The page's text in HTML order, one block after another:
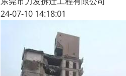
24-07-10 14:18:01